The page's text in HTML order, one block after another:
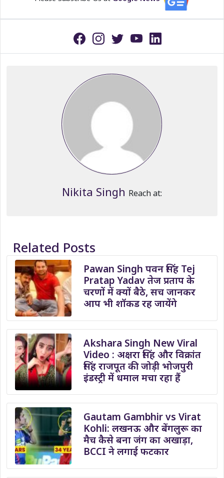
Nikita Singh Reach at:
Related Posts
Pawan Singh पवन सिंह Tej
Pratap Yadav तेज प्रताप के
चरणों में क्यों बैठे, सच जानकर
आप भी शॉकड रह जायेंगे
Akshara Singh New Viral
Video : अक्षरा सिंह और विक्रांत
सिंह राजपूत की जोड़ी भोजपुरी
इंडस्ट्री में धमाल मचा रहा हैं
Gautam Gambhir vs Virat
Kohli: लखनऊ और बेंगलुरू का
मैच कैसे बना जंग का अखाड़ा,
BCCI ने लगाई फटकार